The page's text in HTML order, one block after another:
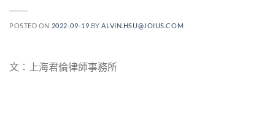
POSTED ON 2022-09-19 BY ALVIN.HSU@JOIUS.COM
文：上海君倫律師事務所